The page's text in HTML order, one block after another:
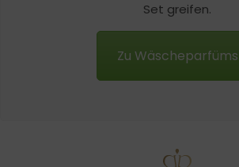
Set greifen.
Zu Wäscheparfüms